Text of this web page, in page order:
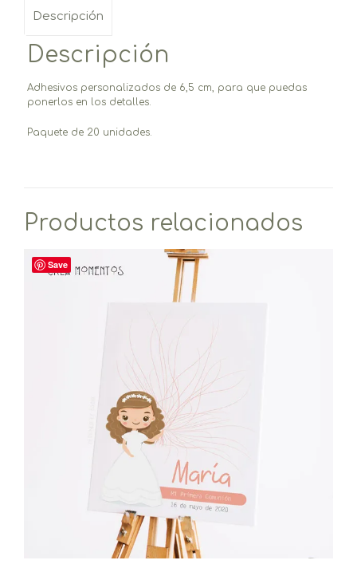
Descripción
Descripción
Adhesivos personalizados de 6,5 cm, para que puedas
ponerlos en los detalles.
Paquete de 20 unidades.
Productos relacionados
Save